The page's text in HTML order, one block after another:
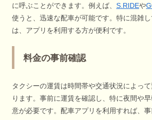
に呼ぶことができます。例えば、 S.RIDEや
使うと、迅速な配車が可能です。特に混雑
は、アプリを利用する方が便利です。
料金の事前確認
タクシーの運賃は時間帯や交通状況によっ
ります。事前に運賃を確認し、特に夜間や
意が必要です。配車アプリを利用すれば、